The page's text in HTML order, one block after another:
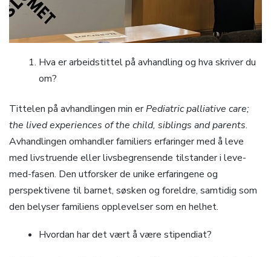
Hva er arbeidstittel på avhandling og hva skriver du
om?
Tittelen på avhandlingen min erPediatric palliative care;
the lived experiences of the child, siblings and parents.
Avhandlingen omhandler familiers erfaringer med å leve
med livstruende eller livsbegrensende tilstander i leve-
med-fasen. Den utforsker de unike erfaringene og
perspektivene til barnet, søsken og foreldre, samtidig som
den belyser familiens opplevelser som en helhet.
Hvordan har det vært å være stipendiat?